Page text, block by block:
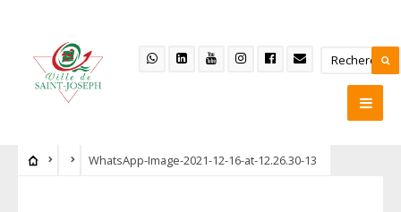
WhatsApp-Image-2021-12-16-at-12.26.30-13